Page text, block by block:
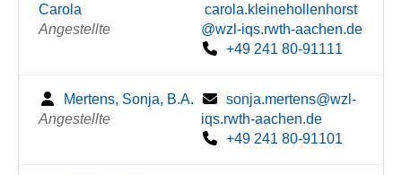
Carola
Angestellte
carola.kleinehollenhorst
@wzl-iqs.rwth-aachen.de
+49 241 80-91111
Mertens, Sonja, B.A.
Angestellte
sonja.mertens@wzl-
iqs.rwth-aachen.de
+49 241 80-91101